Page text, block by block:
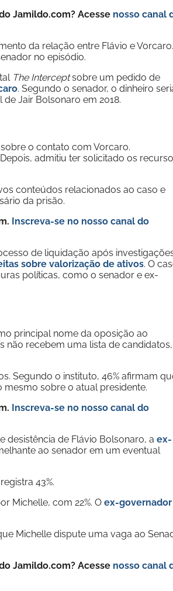
Jamildo.com? Acesse nosso canal
da relação entre Flávio e Vorcaro.
no episódio.
The Interceptsobre um pedido de
. Segundo o senador, o dinheiro
Jair Bolsonaro em 2018.
o contato com Vorcaro.
admitiu ter solicitado os
conteúdos relacionados ao caso e
da prisão.
Inscreva-se no nosso canal do
de liquidação após
sobre valorização de ativos. O
políticas, como o senador e ex-
principal nome da oposição ao
não recebem uma lista de
Segundo o instituto, 46% afirmam
mesmo sobre o atual presidente.
Inscreva-se no nosso canal do
desistência de Flávio Bolsonaro, a ex-
ao senador em um eventual
43%.
Michelle, com 22%. O ex-governador
Michelle dispute uma vaga ao
Jamildo.com? Acesse nosso canal